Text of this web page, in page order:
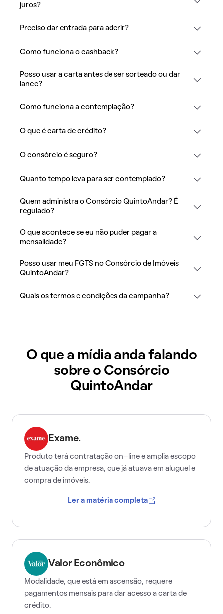
juros?
Preciso dar entrada para aderir?
Como funciona o cashback?
Posso usar a carta antes de ser sorteado ou dar
lance?
Como funciona a contemplação?
O que é carta de crédito?
O consórcio é seguro?
Quanto tempo leva para ser contemplado?
Quem administra o Consórcio QuintoAndar? É
regulado?
O que acontece se eu não puder pagar a
mensalidade?
Posso usar meu FGTS no Consórcio de Imóveis
QuintoAndar?
Quais os termos e condições da campanha?
O que a mídia anda falando
sobre o Consórcio
QuintoAndar
Exame.
Produto terá contratação on-line e amplia escopo
de atuação da empresa, que já atuava em aluguel e
compra de imóveis.
Ler a matéria completa
Valor Econômico
Modalidade, que está em ascensão, requere
pagamentos mensais para dar acesso a carta de
crédito.